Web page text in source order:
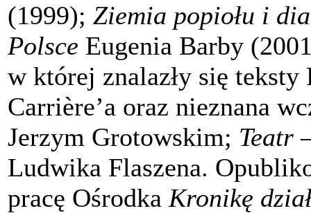
(1999); Ziemia popiołu i
Polsce Eugenia Barby
w której znalazły się teksty
Carrière’a oraz nieznana
Jerzym Grotowskim; Teatr
Ludwika Flaszena.
pracę Ośrodka Kronikę